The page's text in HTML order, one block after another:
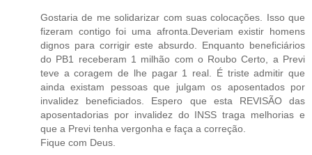
Gostaria de me solidarizar com suas colocações. Isso que
fizeram contigo foi uma afronta.Deveriam existir homens
dignos para corrigir este absurdo. Enquanto beneficiários
do PB1 receberam 1 milhão com o Roubo Certo, a Previ
teve a coragem de lhe pagar 1 real. É triste admitir que
ainda existam pessoas que julgam os aposentados por
invalidez beneficiados. Espero que esta REVISÃO das
aposentadorias por invalidez do INSS traga melhorias e
que a Previ tenha vergonha e faça a correção.
Fique com Deus.